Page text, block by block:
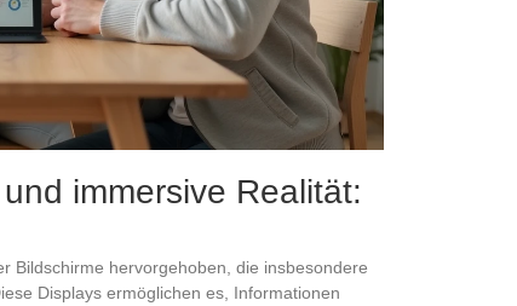
immersive Realität:
Bildschirme hervorgehoben, die insbesondere
Displays ermöglichen es, Informationen